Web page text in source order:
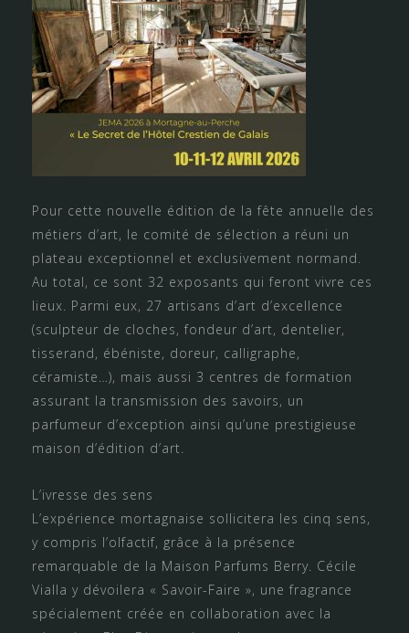
Pour cette nouvelle édition de la fête annuelle des
métiers d’art, le comité de sélection a réuni un
plateau exceptionnel et exclusivement normand.
Au total, ce sont 32 exposants qui feront vivre ces
lieux. Parmi eux, 27 artisans d’art d’excellence
(sculpteur de cloches, fondeur d’art, dentelier,
tisserand, ébéniste, doreur, calligraphe,
céramiste…), mais aussi 3 centres de formation
assurant la transmission des savoirs, un
parfumeur d’exception ainsi qu’une prestigieuse
maison d’édition d’art.
L’ivresse des sens
L’expérience mortagnaise sollicitera les cinq sens,
y compris l’olfactif, grâce à la présence
remarquable de la Maison Parfums Berry. Cécile
Vialla y dévoilera « Savoir-Faire », une fragrance
spécialement créée en collaboration avec la